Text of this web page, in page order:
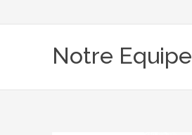
Notre Equipe